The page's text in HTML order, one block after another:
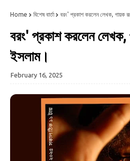
Home বিশেষ বার্তা বরং' প্রকাশ করলেন লেখক, গায়ক
বরং' প্রকাশ করলেন
ইসলাম।
February 16, 2025